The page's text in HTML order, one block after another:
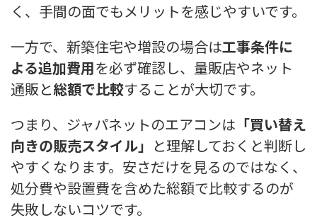
く、手間の面でもメリットを感じやすいです。
一方で、新築住宅や増設の場合は工事条件に
よる追加費用を必ず確認し、量販店やネット
通販と総額で比較することが大切です。
つまり、ジャパネットのエアコンは 「買い替え
向きの販売スタイル」 と理解しておくと判断し
やすくなります。安さだけを見るのではなく、
処分費や設置費を含めた総額で比較するのが
失敗しないコツです。